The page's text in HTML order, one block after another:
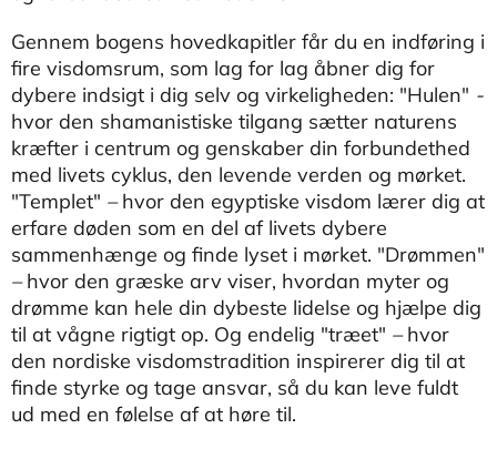
Gennem bogens hovedkapitler får du en indføring i
fire visdomsrum, som lag for lag åbner dig for
dybere indsigt i dig selv og virkeligheden: "Hulen" -
hvor den shamanistiske tilgang sætter naturens
kræfter i centrum og genskaber din forbundethed
med livets cyklus, den levende verden og mørket.
"Templet" –hvor den egyptiske visdom lærer dig at
erfare døden som en del af livets dybere
sammenhænge og finde lyset i mørket. "Drømmen"
–hvor den græske arv viser, hvordan myter og
drømme kan hele din dybeste lidelse og hjælpe dig
til at vågne rigtigt op. Og endelig "træet" –hvor
den nordiske visdomstradition inspirerer dig til at
finde styrke og tage ansvar, så du kan leve fuldt
ud med en følelse af at høre til.